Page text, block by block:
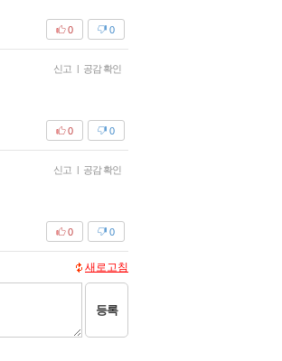
0
0
신고 | 공감 확인
0
0
신고 | 공감 확인
0
0
새로고침
등록